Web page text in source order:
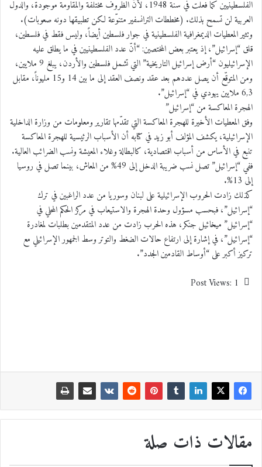
الفلسطينيين كما فعلت في سنة 1948، لأنّ الظروف مختلفة والمقاومة موجودة، والدول
العربية لن تسمح بذلك. (مخططات الترانسفير متنوّعة لكن تطبيقها دونه صعوبات).
وتثير المعطيات الديمغرافية الفلسطينية في جوار فلسطين أيضاً، وليس فقط في فلسطين،
قلق “إسرائيل”، إذ يعتبر بعض المختصين: “أنّ عدد الفلسطينيين في ما يطلق عليه
الإسرائيليون “أرض إسرائيل التاريخية” التي تشمل فلسطين والأردن، يبلغ 9 ملايين،
ومن المتوقّع أن يصل عددهم بعد عقد ونصف العقد إلى ما بين 14 و15 مليوناً، مقابل
6,3 ملايين يهودي في “إسرائيل”.
الهجرة المعاكسة من “إسرائيل”
وفق المعطيات الأخيرة للهجرة المعاكسة التي تقدّمها تقارير ومعلومات من وزارة الداخلية
الإسرائيلية، يكشف المؤلف أبو زيد في كتابه أن الأسباب الرئيسية للهجرة المعاكسة
تنبع في الأساس من أسباب اقتصادية، كالبطالة وغلاء المعيشة ونسب الضرائب العالية.
ففي “إسرائيل” تصل نسب ضريبة الدخل إلى 49% من المعاش، بينما تصل في روسيا
إلى 13%.
كذلك زادت الحروب الإسرائيلية على لبنان وسوريا من عدد الراغبين في ترك
“إسرائيل”، فبحسب مسؤول وحدة الهجرة والاستيعاب في مركز الحكم المحلي في
“إسرائيل” ميخائيل جنكر، هذه الحرب زادت من عدد المتقدمين بطلبات لمغادرة
“إسرائيل”، في إشارة إلى ارتفاع حالات الضغط والتوتر وسط الجمهور الإسرائيلي مع
تركيز أكبر على “أوساط القادمين الجدد”.
Post Views: 1
مقالات ذات صلة